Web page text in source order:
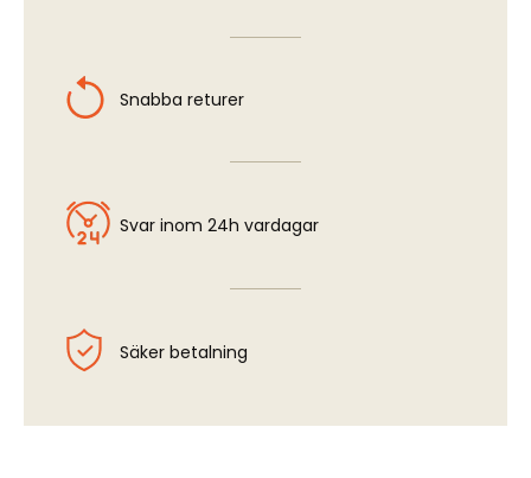
Snabba returer
Svar inom 24h vardagar
Säker betalning